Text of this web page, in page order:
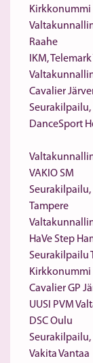
Kirkkonummi
Raahe
IKM,
Cavalier
Seurakilpailu,
DanceSport
VAKIO SM
Seurakilpailu,
Tampere
HaVe Step
Seurakilpailu
Kirkkonummi
Cavalier GP
UUSI PVM
DSC Oulu
Seurakilpailu,
Vakita Vantaa